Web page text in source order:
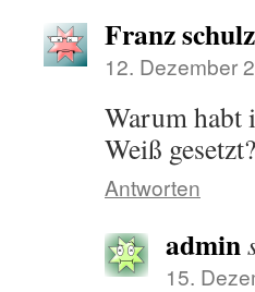
Franz
12. Dezember
Warum habt
Weiß gesetzt?
Antworten
admin
15.